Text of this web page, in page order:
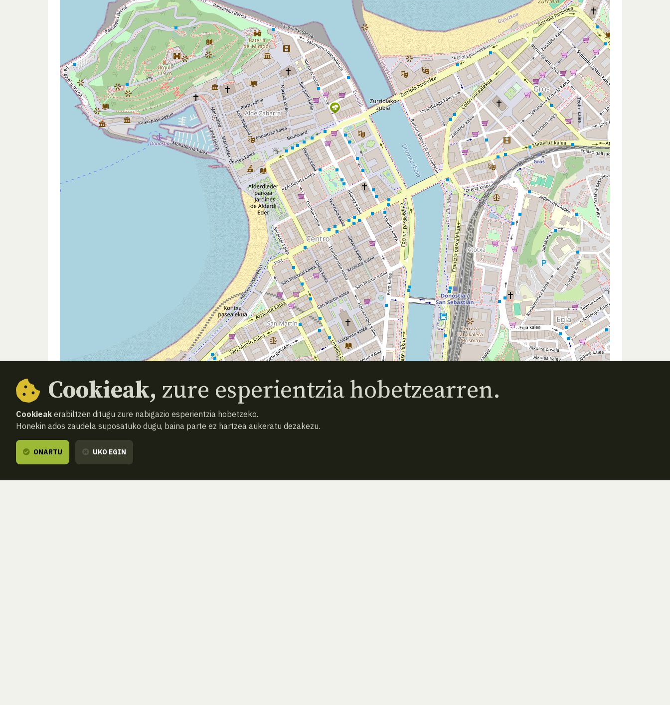
Cookieak, zure esperientzia hobetzearren.
Cookieak erabiltzen ditugu zure nabigazio esperientzia hobetzeko.
Honekin ados zaudela suposatuko dugu, baina parte ez hartzea aukeratu dezakezu.
ONARTU UKO EGIN